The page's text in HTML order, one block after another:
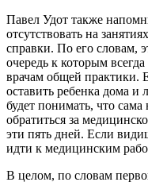
Павел Удот также
отсутствовать на
справки. По его словам,
очередь к которым
врачам общей практики.
оставить ребенка дома и
будет понимать, что сама
обратиться за
эти пять дней. Если
идти к медицинским
В целом, по словам